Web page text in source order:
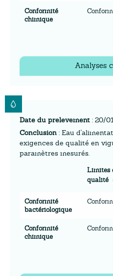
Conformité
chimique
Analyses
Date du prelevement : 20/
Conclusion : Eau
exigences de qualité en
paramètres mesurés.
Limites
qualité
Conformité
bactériologique
Conformité
chimique